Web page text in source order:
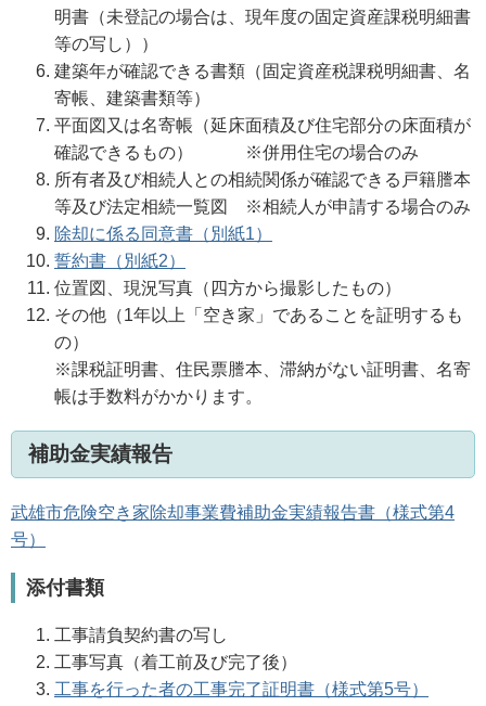
明書（未登記の場合は、現年度の固定資産課税明細書
等の写し））
建築年が確認できる書類（固定資産税課税明細書、名
寄帳、建築書類等）
平面図又は名寄帳（延床面積及び住宅部分の床面積が
確認できるもの） ※併用住宅の場合のみ
所有者及び相続人との相続関係が確認できる戸籍謄本
等及び法定相続一覧図 ※相続人が申請する場合のみ
除却に係る同意書（別紙1）
誓約書（別紙2）
位置図、現況写真（四方から撮影したもの）
その他（1年以上「空き家」であることを証明するも
の）
※課税証明書、住民票謄本、滞納がない証明書、名寄
帳は手数料がかかります。
補助金実績報告
武雄市危険空き家除却事業費補助金実績報告書（様式第4
号）
添付書類
工事請負契約書の写し
工事写真（着工前及び完了後）
工事を行った者の工事完了証明書（様式第5号）